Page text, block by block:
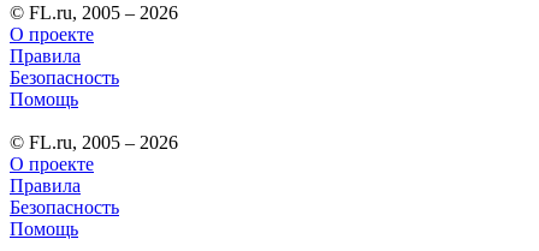
© FL.ru, 2005 – 2026
О проекте
Правила
Безопасность
Помощь
© FL.ru, 2005 – 2026
О проекте
Правила
Безопасность
Помощь